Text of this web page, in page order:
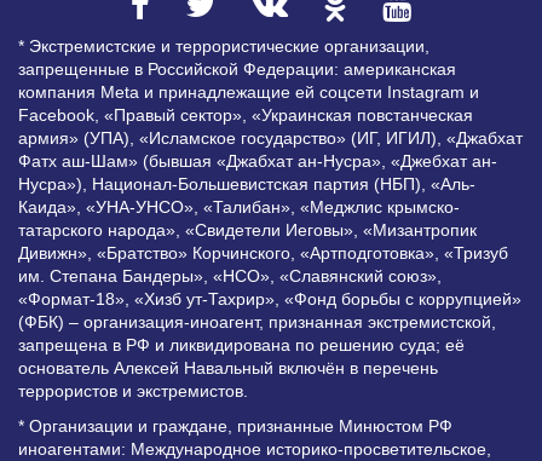
* Экстремистские и террористические организации,
запрещенные в Российской Федерации: американская
компания Meta и принадлежащие ей соцсети Instagram и
Facebook, «Правый сектор», «Украинская повстанческая
армия» (УПА), «Исламское государство» (ИГ, ИГИЛ), «Джабхат
Фатх аш-Шам» (бывшая «Джабхат ан-Нусра», «Джебхат ан-
Нусра»), Национал-Большевистская партия (НБП), «Аль-
Каида», «УНА-УНСО», «Талибан», «Меджлис крымско-
татарского народа», «Свидетели Иеговы», «Мизантропик
Дивижн», «Братство» Корчинского, «Артподготовка», «Тризуб
им. Степана Бандеры», «НСО», «Славянский союз»,
«Формат-18», «Хизб ут-Тахрир», «Фонд борьбы с коррупцией»
(ФБК) – организация-иноагент, признанная экстремистской,
запрещена в РФ и ликвидирована по решению суда; её
основатель Алексей Навальный включён в перечень
террористов и экстремистов.
* Организации и граждане, признанные Минюстом РФ
иноагентами: Международное историко-просветительское,